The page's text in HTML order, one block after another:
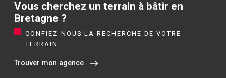
Vous cherchez un terrain à bâtir en
Bretagne ?
CONFIEZ-NOUS LA RECHERCHE DE VOTRE
TERRAIN
Trouver mon agence